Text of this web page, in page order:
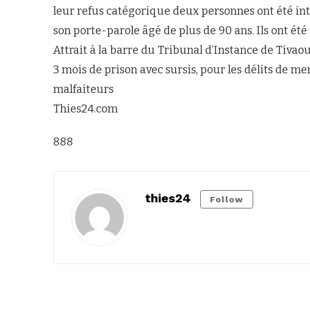
leur refus catégorique deux personnes ont été
son porte-parole âgé de plus de 90 ans. Ils ont
Attrait à la barre du Tribunal d’Instance de
3 mois de prison avec sursis, pour les délits de
malfaiteurs
Thies24.com
888
thies24 Follow